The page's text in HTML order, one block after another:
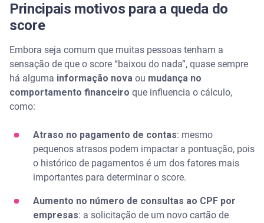
Principais motivos para a queda do
score
Embora seja comum que muitas pessoas tenham a
sensação de que o score “baixou do nada”, quase sempre
há alguma informação nova ou mudança no
comportamento financeiro que influencia o cálculo,
como:
Atraso no pagamento de contas: mesmo
pequenos atrasos podem impactar a pontuação, pois
o histórico de pagamentos é um dos fatores mais
importantes para determinar o score.
Aumento no número de consultas ao CPF por
empresas: a solicitação de um novo cartão de